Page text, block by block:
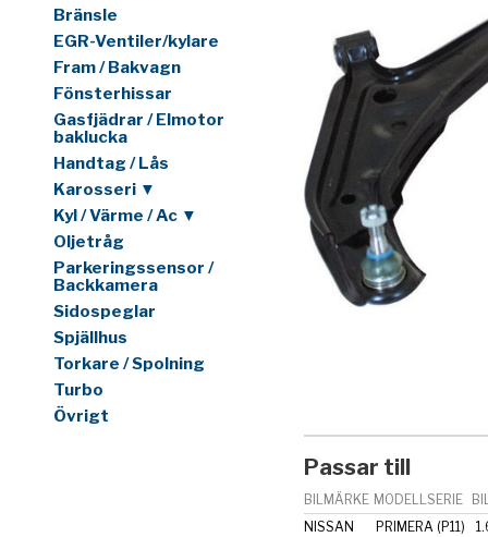
Bränsle
EGR-Ventiler/kylare
Fram / Bakvagn
Fönsterhissar
Gasfjädrar / Elmotor
baklucka
Handtag / Lås
Karosseri ▼
Kyl / Värme / Ac ▼
Oljetråg
Parkeringssensor /
Backkamera
Sidospeglar
Spjällhus
Torkare / Spolning
Turbo
Övrigt
Passar till
BILMÄRKE MODELLSERIE
NISSAN
PRIMERA (P11)